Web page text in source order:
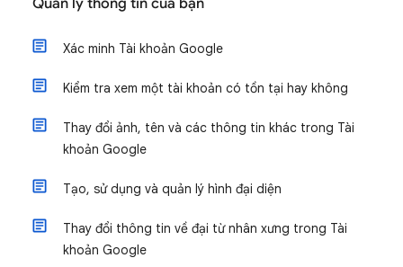
Quản lý thông tin của bạn
Xác minh Tài khoản Google
Kiểm tra xem một tài khoản có tồn tại hay không
Thay đổi ảnh, tên và các thông tin khác trong Tài
khoản Google
Tạo, sử dụng và quản lý hình đại diện
Thay đổi thông tin về đại từ nhân xưng trong Tài
khoản Google